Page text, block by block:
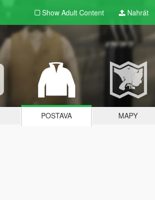
Show Adult Content Nahrát
POSTAVA MAPY